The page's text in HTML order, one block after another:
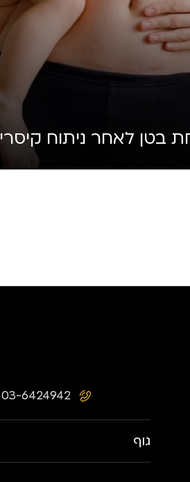
בטן לאחר ניתוח קיסרי
03-6424942
גוף